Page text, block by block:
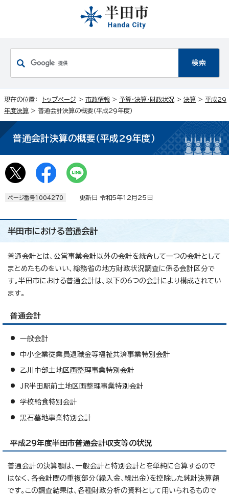
現在の位置： トップページ > 市政情報 > 予算・決算・財政状況 > 決算 > 平成29
年度決算 > 普通会計決算の概要（平成29年度）
普通会計決算の概要（平成29年度）
ページ番号1004270 更新日 令和5年12月25日
半田市における普通会計
普通会計とは、公営事業会計以外の会計を統合して一つの会計として
まとめたものをいい、総務省の地方財政状況調査に係る会計区分で
す。半田市における普通会計は、以下の6つの会計により構成されてい
ます。
普通会計
一般会計
中小企業従業員退職金等福祉共済事業特別会計
乙川中部土地区画整理事業特別会計
JR半田駅前土地区画整理事業特別会計
学校給食特別会計
黒石墓地事業特別会計
平成29年度半田市普通会計収支等の状況
普通会計の決算額は、一般会計と特別会計とを単純に合算するので
はなく、各会計間の重複部分（繰入金、繰出金）を控除した純計決算額
です。この調査結果は、各種財政分析の資料として用いられるもので